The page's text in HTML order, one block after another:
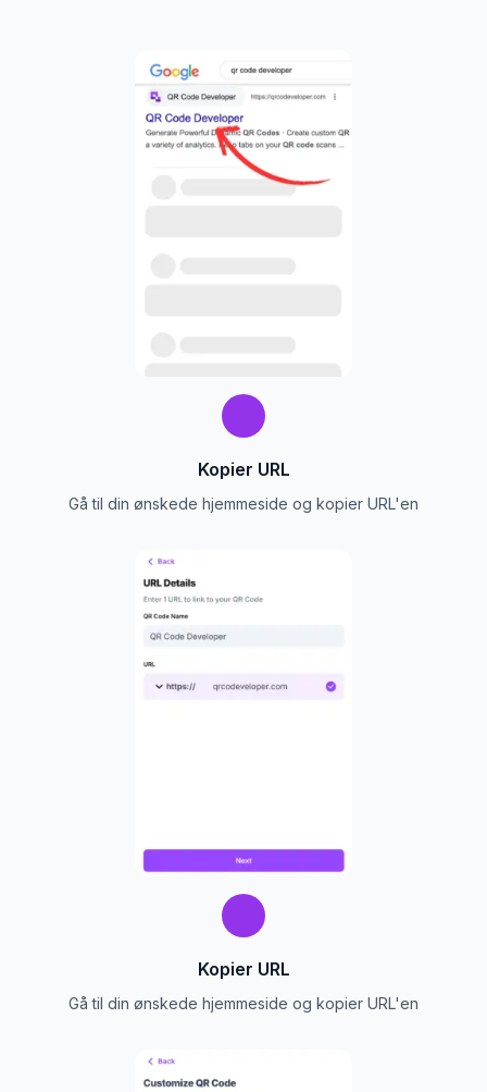
Kopier URL
Gå til din ønskede hjemmeside og kopier URL'en
Kopier URL
Gå til din ønskede hjemmeside og kopier URL'en